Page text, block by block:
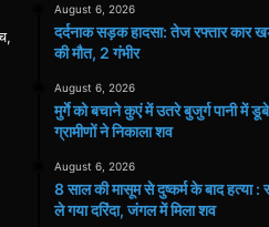
August 6, 2026
दर्दनाक सड़क हादसा: तेज रफ्तार
की मौत, 2 गंभीर
August 6, 2026
मुर्गे को बचाने कुएं में उतरे बुजुर्ग पानी
ग्रामीणों ने निकाला शव
August 6, 2026
8 साल की मासूम से दुष्कर्म के बाद हत्या
ले गया दरिंदा, जंगल में मिला शव